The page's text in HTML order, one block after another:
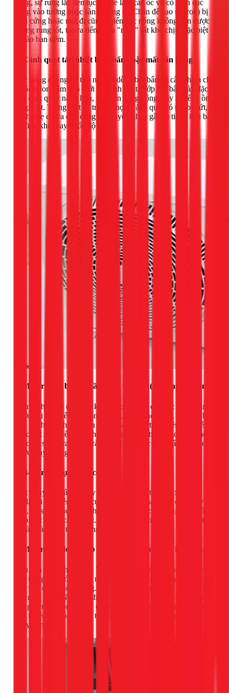
động, sự rung lắc liên tục có thể làm các ốc vít cố định cục
nóng vào tường hoặc sàn bị lỏng ra. Chân đế cao su (ron) bị
chai cứng hoặc mất đi cũng khiến cục nóng không còn được
chống rung tốt, tạo ra tiếng kêu "rè rè" rất khó chịu, đặc biệt
là vào ban đêm.
2. Cánh quạt tản nhiệt bám bẩn hoặc mất cân bằng
Cục nóng đặt ngoài trời nên rất dễ bị bụi bẩn, lá cây, thậm chí
là rác nilon bám vào lưới và cánh quạt. Lớp bụi bẩn dày đặc
làm quạt quay nặng hơn, mất cân bằng động, gây ra tiếng ồn
và gió rít. Trong một số trường hợp, cánh quạt có thể bị nứt,
vênh nhẹ do va đập cũng là nguyên nhân gây ra tiếng kêu bất
thường khi quay ở tốc độ cao.
3. Motor quạt bị khô dầu hoặc vòng bi (bạc đạn) bị hỏng
Giống như mọi động cơ khác, motor quạt của cục nóng cần
được bôi trơn để hoạt động êm ái. Theo thời gian, lớp dầu bôi
trơn có thể bị khô, gây ra ma sát và tạo ra tiếng kêu "két két"
hoặc "rít rít". Nếu nặng hơn, vòng bi bên trong motor bị mòn
hoặc vỡ sẽ tạo ra tiếng "rào rào" hoặc "lộc cộc" rất lớn và cần
được thay thế ngay.
4. Bên trong cục nóng có vật lạ
Một nguyên nhân khá hy hữu nhưng vẫn thường xảy ra là có
vật lạ rơi vào bên trong cục nóng, chẳng hạn như cành cây
khô, đá sỏi, hoặc thậm chí là do thằn lằn, côn trùng chui vào
và bị kẹt trong cánh quạt. Khi quạt quay, nó sẽ va vào vật thể
lạ này và tạo ra tiếng động.
5. Máy nén (Block) gặp sự cố - Dấu hiệu nguy hiểm nhất
Nếu bạn nghe thấy tiếng "gằn" to, tiếng gõ kim loại phát ra từ
bên trong cục nóng, đây rất có thể là dấu hiệu máy nén đang
gặp vấn đề nghiêm trọng. Máy nén là bộ phận đắt tiền nhất
của máy lạnh. Nguyên nhân có thể do các chi tiết cơ khí bên
trong bị mòn, lỏng, hoặc do thừa/thiếu gas. Đây là trường hợp
bạn tuyệt đối không nên tự xử lý mà phải gọi ngay thợ
chuyên nghiệp.